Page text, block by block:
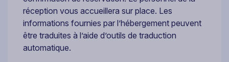
réception vous accueillera sur place. Les
informations fournies par l’hébergement peuvent
être traduites à l’aide d’outils de traduction
automatique.